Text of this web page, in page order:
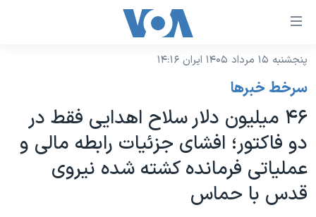
لینکهای
دسترسی
جهش
محتوای
اصلی
جهش
صفحه
نسخه سبک وب‌سایت
موضوع ها
ایران
آمریکا
جهان
برنامه های تلویزیونی
جدول برنامه ها
صفحه‌های ویژه
پنجشنبه ۱۵ مرداد ۱۴۰۵ ایران ۱۴:۱۶
سرخط خبرها
۴۶ میلیون دلار سلاح اهدایی فقط در
دو فاکتور؛ افشای جزئیات رابطه مالی و
عملیاتی فرمانده کشته شده نیروی
قدس با حماس